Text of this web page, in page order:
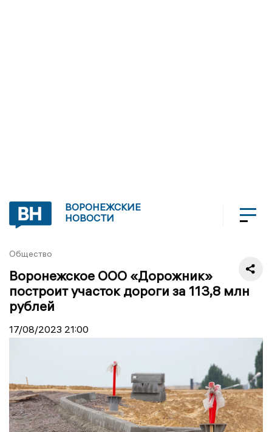
ВОРОНЕЖСКИЕ
НОВОСТИ
Общество
Воронежское ООО «Дорожник»
построит участок дороги за 113,8 млн
рублей
17/08/2023 21:00